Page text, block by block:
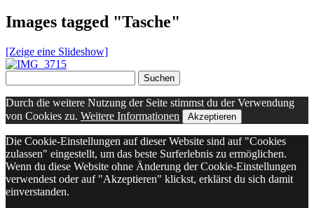
Images tagged "Tasche"
[Zeige eine Slideshow]
nach:
Durch die weitere Nutzung der Seite stimmst du der Verwendung
von Cookies zu. Weitere Informationen Akzeptieren
Die Cookie-Einstellungen auf dieser Website sind auf "Cookies
zulassen" eingestellt, um das beste Surferlebnis zu ermöglichen.
Wenn du diese Website ohne Änderung der Cookie-Einstellungen
verwendest oder auf "Akzeptieren" klickst, erklärst du sich damit
einverstanden.